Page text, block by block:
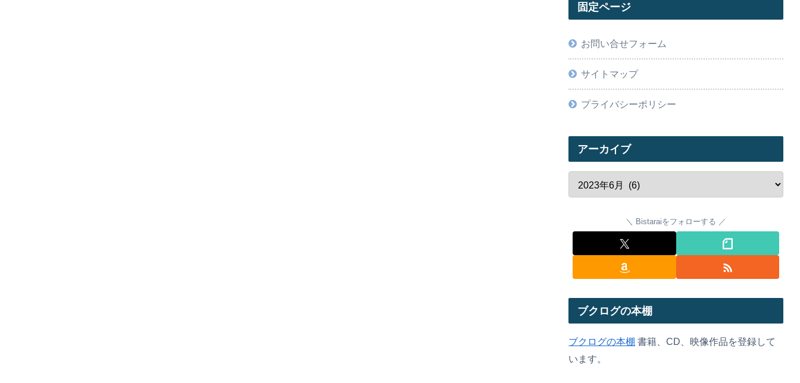
固定ページ
お問い合せフォーム
サイトマップ
プライバシーポリシー
アーカイブ
Bistaraiをフォローする
ブクログの本棚
ブクログの本棚 書籍、CD、映像作品を登録して
います。